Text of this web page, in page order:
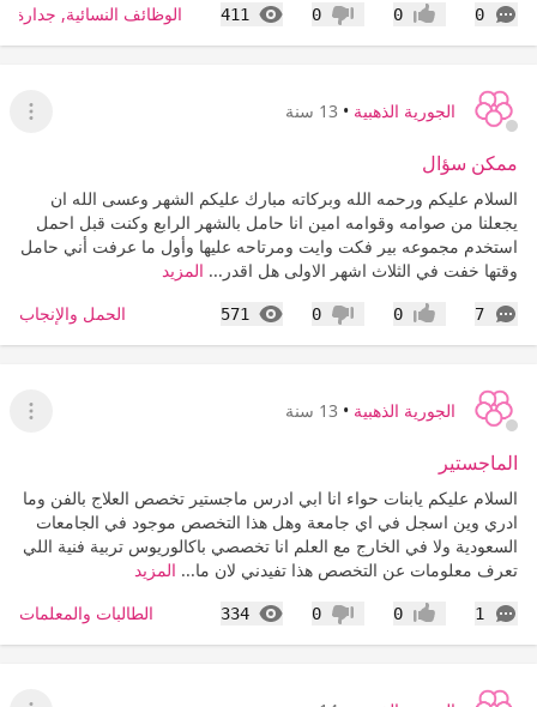
0
التعليقات إعجاب0 عدم إعجاب
0
411
المشاهدات الوظائف النسائية,
الجورية الذهبية • 13 سنة
عرض
ممكن سؤال
السلام عليكم ورحمه الله وبركاته مبارك عليكم الشهر وعسى الله ان
يجعلنا من صوامه وقوامه امين انا حامل بالشهر الرابع وكنت قبل احمل
استخدم مجموعه بير فكت وايت ومرتاحه عليها وأول ما عرفت أني حامل
وقتها خفت في الثلاث اشهر الاولى هل اقدر... المزيد
7
التعليقات إعجاب0 عدم إعجاب
0
571
المشاهدات الحمل والإنجاب
الجورية الذهبية • 13 سنة
عرض
الماجستير
السلام عليكم يابنات حواء انا ابي ادرس ماجستير تخصص العلاج بالفن وما
ادري وين اسجل في اي جامعة وهل هذا التخصص موجود في الجامعات
السعودية ولا في الخارج مع العلم انا تخصصي باكالوريوس تربية فنية اللي
تعرف معلومات عن التخصص هذا تفيدني لان ما... المزيد
1
التعليقات إعجاب0 عدم إعجاب
0
334
المشاهدات الطالبات والمعلمات